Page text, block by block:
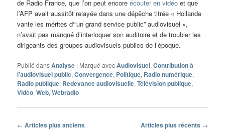
de Radio France, que l’on peut encoreécouter en vidéo et que
l’AFP avait aussitôt relayée dans une dépêche titrée « Hollande
vante les mérites d‘“un grand service public” audiovisuel »,
n’avait pas manqué d’interloquer son auditoire et de troubler les
dirigeants des groupes audiovisuels publics de l’époque.
Publié dansAnalyse | Marqué avecAudiovisuel,Contribution à
l’audiovisuel public,Convergence, Politique, Radio numérique,
Radio publique, Redevance audiovisuelle,Télévision publique,
Vidéo,Web,Webradio
Navigation
← Articles plus anciens Articles plus récents →